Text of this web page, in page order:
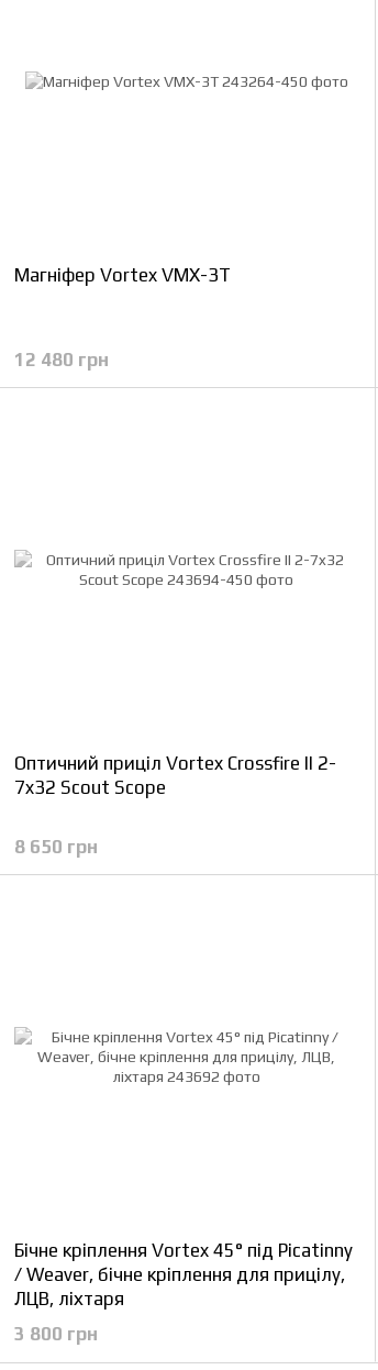
Магніфер Vortex VMX-3T
12 480 грн
Оптичний приціл Vortex Crossfire II 2-
7x32 Scout Scope
8 650 грн
Бічне кріплення Vortex 45° під Picatinny
/ Weaver, бічне кріплення для прицілу,
ЛЦВ, ліхтаря
3 800 грн